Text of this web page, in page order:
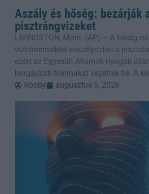
Aszály és hőség: bezárják
pisztrángvizeket
LIVINGSTON, Mont. (AP) – A hőség
vízhőmérséklet veszélyezteti a
ezért az Egyesült Államok nyugati
horgászati tilalmakat vezettek be. A
Rooby
augusztus 5, 2026